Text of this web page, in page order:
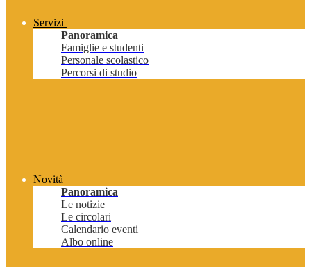
Servizi
Panoramica
Famiglie e studenti
Personale scolastico
Percorsi di studio
Novità
Panoramica
Le notizie
Le circolari
Calendario eventi
Albo online